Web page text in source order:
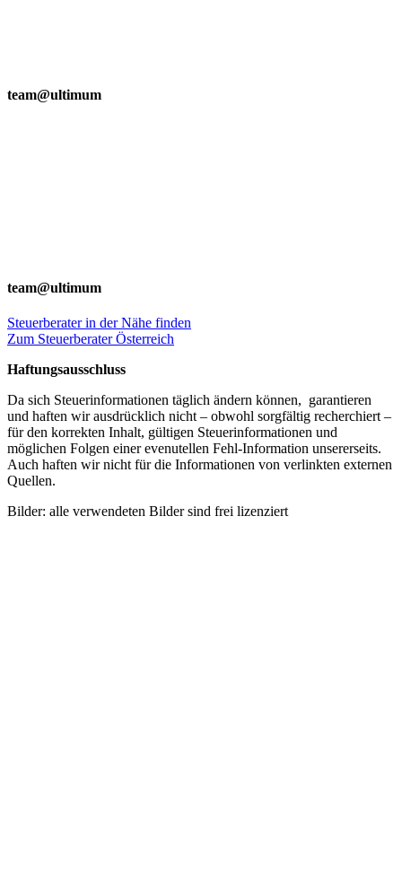
team@ultimum
team@ultimum
Steuerberater in der Nähe finden
Zum Steuerberater Österreich
Haftungsausschluss
Da sich Steuerinformationen täglich ändern können, garantieren
und haften wir ausdrücklich nicht – obwohl sorgfältig recherchiert –
für den korrekten Inhalt, gültigen Steuerinformationen und
möglichen Folgen einer evenutellen Fehl-Information unsererseits.
Auch haften wir nicht für die Informationen von verlinkten externen
Quellen.
Bilder: alle verwendeten Bilder sind frei lizenziert